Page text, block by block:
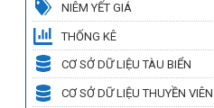
NIÊM YẾT GIÁ
THỐNG KÊ
CƠ SỞ DỮ LIỆU TÀU BIỂN
CƠ SỞ DỮ LIỆU THUYỀN VIÊN